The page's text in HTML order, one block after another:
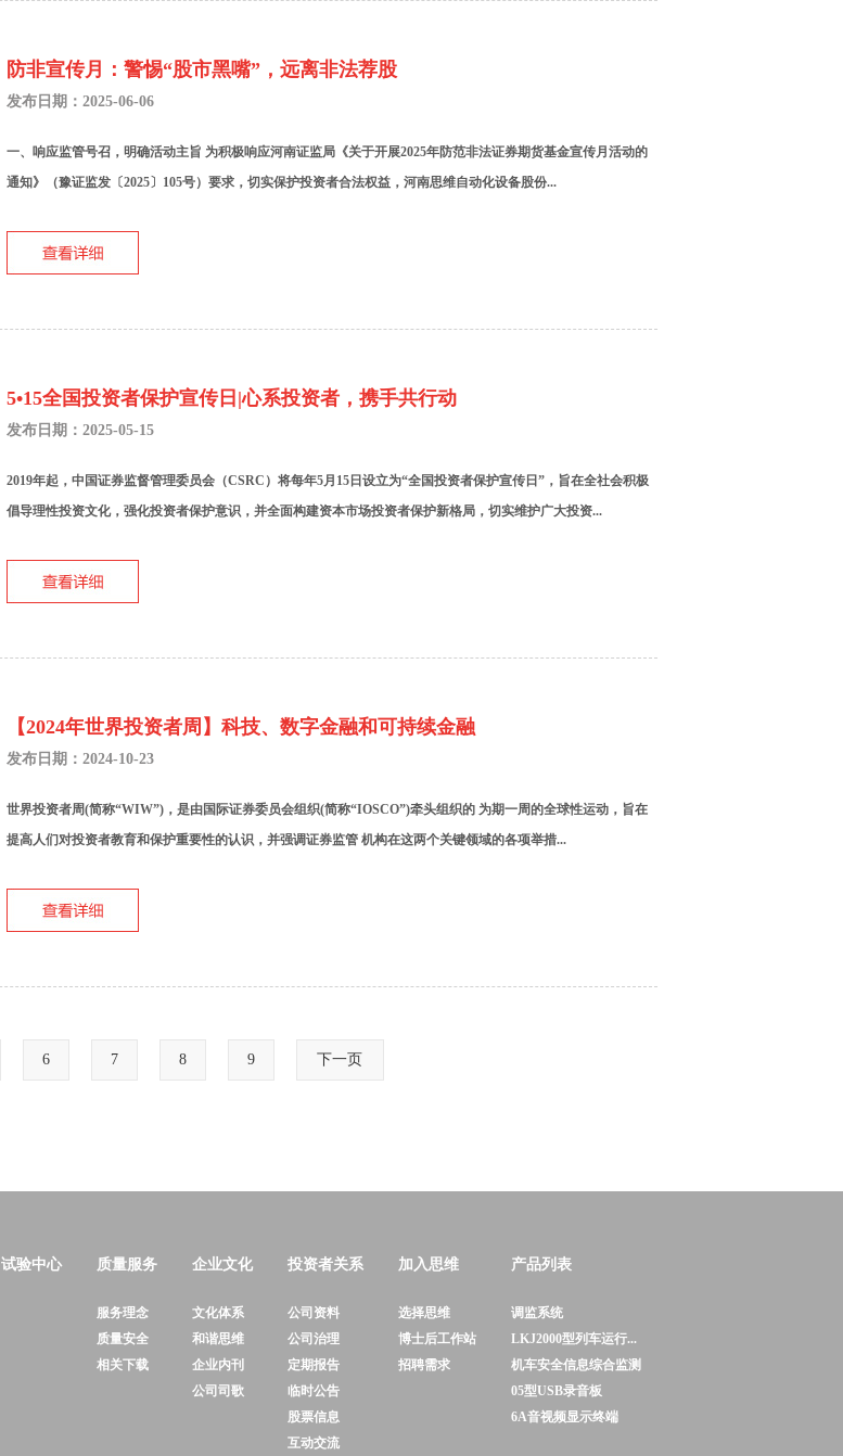
防非宣传月：警惕“股市黑嘴”，远离非法荐股
发布日期：2025-06-06
一、响应监管号召，明确活动主旨 为积极响应河南证监局《关于开展2025年防范非法证券期货基金宣传月活动的
通知》（豫证监发〔2025〕105号）要求，切实保护投资者合法权益，河南思维自动化设备股份...
5•15全国投资者保护宣传日|心系投资者，携手共行动
发布日期：2025-05-15
2019年起，中国证券监督管理委员会（CSRC）将每年5月15日设立为“全国投资者保护宣传日”，旨在全社会积极
倡导理性投资文化，强化投资者保护意识，并全面构建资本市场投资者保护新格局，切实维护广大投资...
【2024年世界投资者周】科技、数字金融和可持续金融
发布日期：2024-10-23
世界投资者周(简称“WIW”)，是由国际证券委员会组织(简称“IOSCO”)牵头组织的 为期一周的全球性运动，旨在
提高人们对投资者教育和保护重要性的认识，并强调证券监管 机构在这两个关键领域的各项举措...
6 7 8 9 下一页
试验中心 质量服务
服务理念
质量安全
相关下载
企业文化
文化体系
和谐思维
企业内刊
公司司歌
投资者关系
公司资料
公司治理
定期报告
临时公告
股票信息
互动交流
加入思维
选择思维
博士后工作站
招聘需求
产品列表
调监系统
LKJ2000型列车运行...
机车安全信息综合监测
05型USB录音板
6A音视频显示终端